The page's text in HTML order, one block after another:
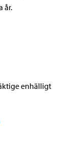
år.
enhälligt